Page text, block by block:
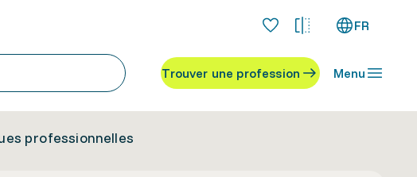
FR
Trouver une profession Menu
professionnelles